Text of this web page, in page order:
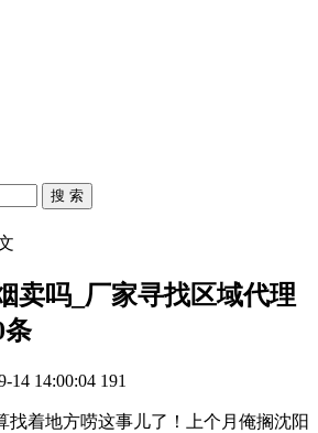
搜 索
卖吗_厂家寻找区域代理
条
14 14:00:04 191
找着地方唠这事儿了！上个月俺搁沈阳